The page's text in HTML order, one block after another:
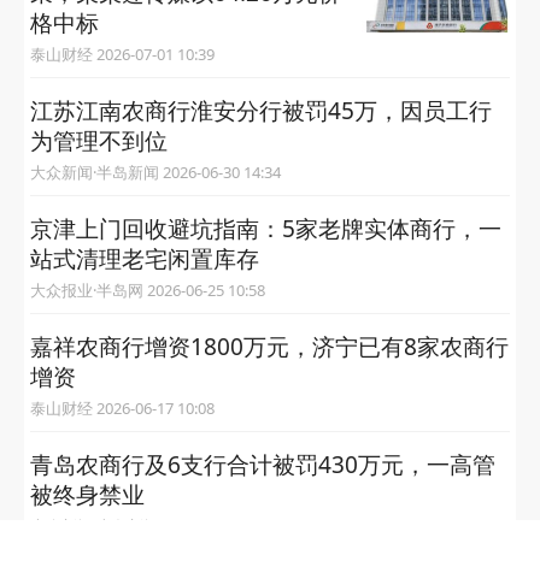
格中标
泰山财经 2026-07-01 10:39
江苏江南农商行淮安分行被罚45万，因员工行
为管理不到位
大众新闻·半岛新闻 2026-06-30 14:34
京津上门回收避坑指南：5家老牌实体商行，一
站式清理老宅闲置库存
大众报业·半岛网 2026-06-25 10:58
嘉祥农商行增资1800万元，济宁已有8家农商行
增资
泰山财经 2026-06-17 10:08
青岛农商行及6支行合计被罚430万元，一高管
被终身禁业